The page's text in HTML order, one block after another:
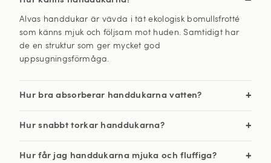
Alvas handdukar är vävda i tät ekologisk bomullsfrotté
som känns mjuk och följsam mot huden. Samtidigt har
de en struktur som ger mycket god
uppsugningsförmåga.
Hur bra absorberar handdukarna vatten?
Hur snabbt torkar handdukarna?
Hur får jag handdukarna mjuka och fluffiga?